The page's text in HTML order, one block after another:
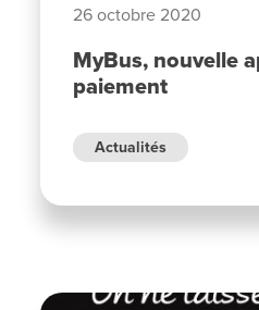
26 octobre 2020
MyBus, nouvelle
paiement
Actualités